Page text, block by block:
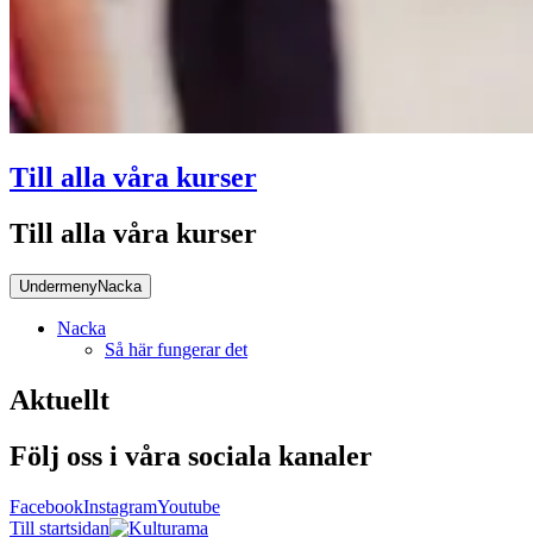
Till alla våra kurser
Till alla våra kurser
UndermenyNacka
Nacka
Så här fungerar det
Aktuellt
Följ oss i våra sociala kanaler
FacebookInstagramYoutube
Till startsidan